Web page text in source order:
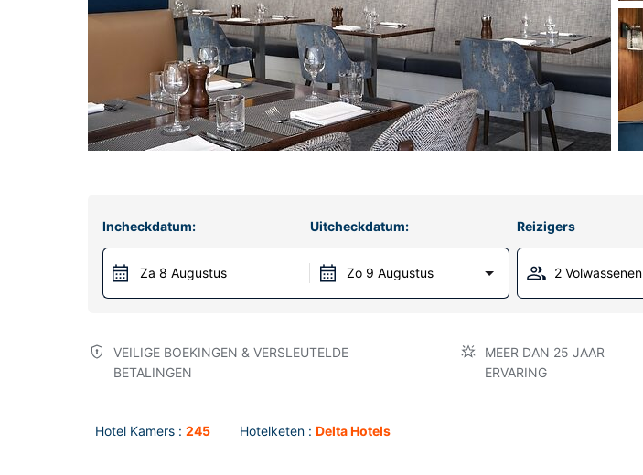
Incheckdatum:
Za 8 Augustus
Uitcheckdatum:
Zo 9 Augustus
Reizigers
2 Volwassenen
VEILIGE BOEKINGEN & VERSLEUTELDE
BETALINGEN
MEER DAN 25 JAAR
ERVARING
Hotel Kamers : 245 Hotelketen : Delta Hotels